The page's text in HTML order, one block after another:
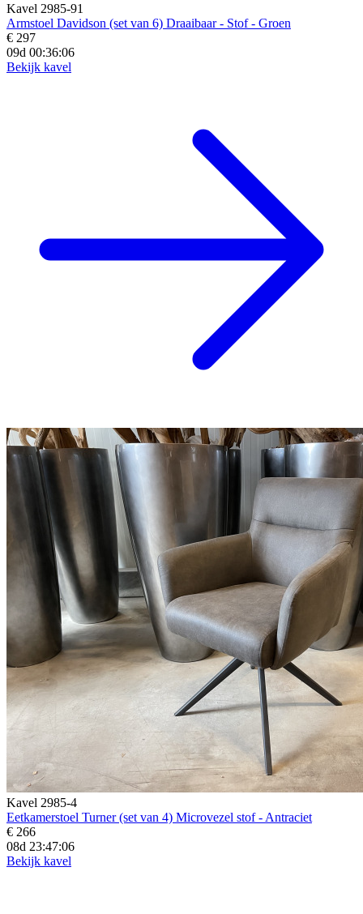
Kavel 2985-91
Armstoel Davidson (set van 6) Draaibaar - Stof - Groen
€ 297
09d 00:36:04
Bekijk kavel
Kavel 2985-4
Eetkamerstoel Turner (set van 4) Microvezel stof - Antraciet
€ 266
08d 23:47:04
Bekijk kavel